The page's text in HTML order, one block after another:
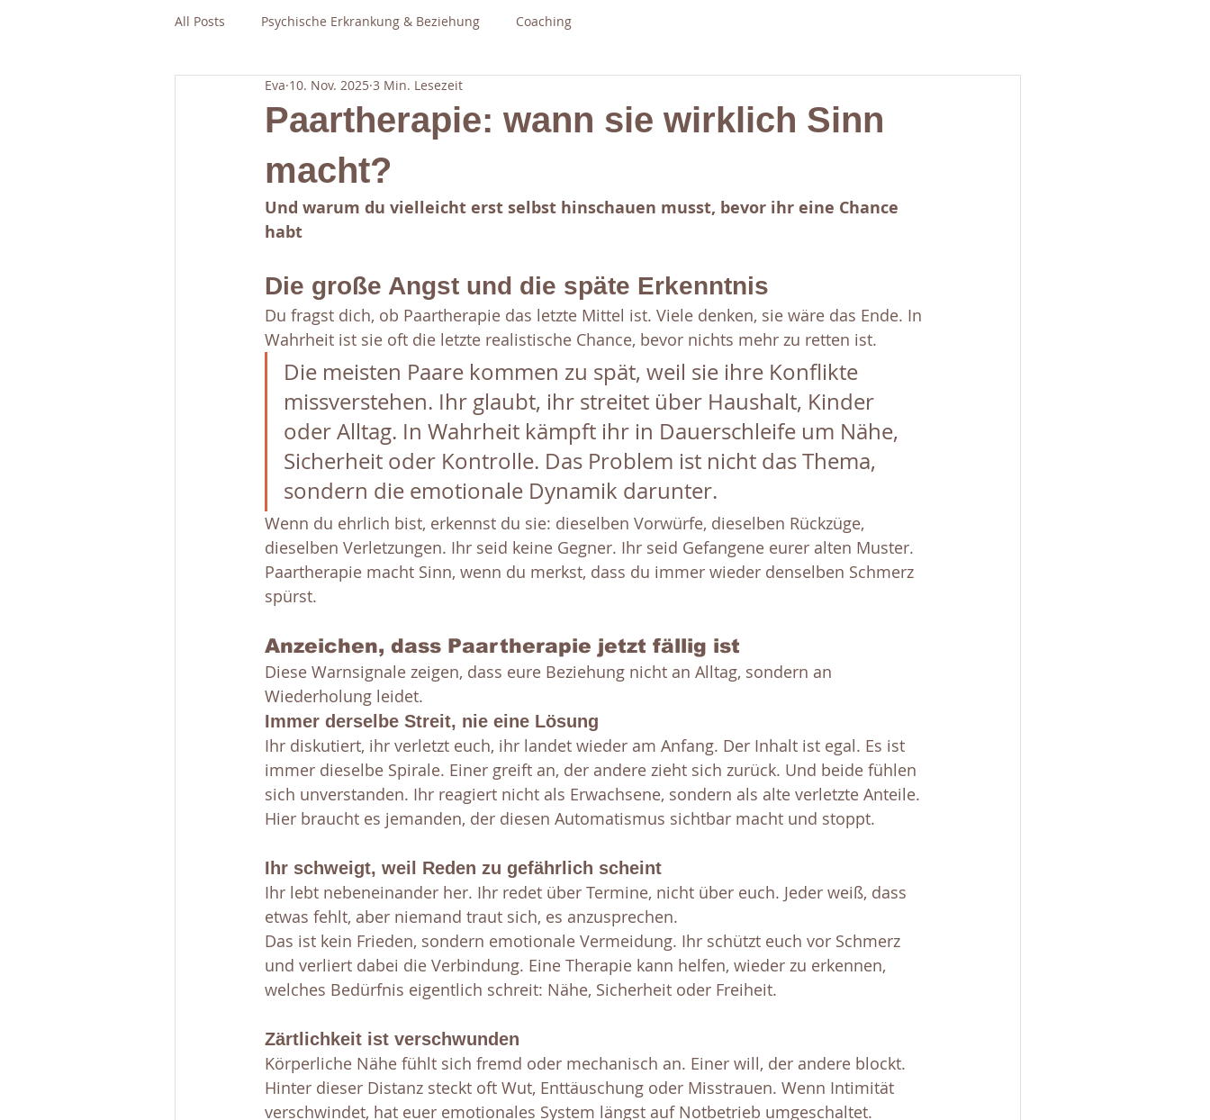
All Posts Psychische Erkrankung & Beziehung Coaching
Paartherapie: wann sie wirklich Sinn
macht?
Eva 10. Nov. 2025 3 Min. Lesezeit
Und warum du vielleicht erst selbst hinschauen musst, bevor ihr eine Chance
habt
Die große Angst und die späte Erkenntnis
Du fragst dich, ob Paartherapie das letzte Mittel ist. Viele denken, sie wäre das Ende. In
Wahrheit ist sie oft die letzte realistische Chance, bevor nichts mehr zu retten ist.
Die meisten Paare kommen zu spät, weil sie ihre Konflikte
missverstehen. Ihr glaubt, ihr streitet über Haushalt, Kinder
oder Alltag. In Wahrheit kämpft ihr in Dauerschleife um Nähe,
Sicherheit oder Kontrolle. Das Problem ist nicht das Thema,
sondern die emotionale Dynamik darunter.
Wenn du ehrlich bist, erkennst du sie: dieselben Vorwürfe, dieselben Rückzüge,
dieselben Verletzungen. Ihr seid keine Gegner. Ihr seid Gefangene eurer alten Muster.
Paartherapie macht Sinn, wenn du merkst, dass du immer wieder denselben Schmerz
spürst.
Anzeichen, dass Paartherapie jetzt fällig ist
Diese Warnsignale zeigen, dass eure Beziehung nicht an Alltag, sondern an
Wiederholung leidet.
Immer derselbe Streit, nie eine Lösung
Ihr diskutiert, ihr verletzt euch, ihr landet wieder am Anfang. Der Inhalt ist egal. Es ist
immer dieselbe Spirale. Einer greift an, der andere zieht sich zurück. Und beide fühlen
sich unverstanden. Ihr reagiert nicht als Erwachsene, sondern als alte verletzte Anteile.
Hier braucht es jemanden, der diesen Automatismus sichtbar macht und stoppt.
Ihr schweigt, weil Reden zu gefährlich scheint
Ihr lebt nebeneinander her. Ihr redet über Termine, nicht über euch. Jeder weiß, dass
etwas fehlt, aber niemand traut sich, es anzusprechen.
Das ist kein Frieden, sondern emotionale Vermeidung. Ihr schützt euch vor Schmerz
und verliert dabei die Verbindung. Eine Therapie kann helfen, wieder zu erkennen,
welches Bedürfnis eigentlich schreit: Nähe, Sicherheit oder Freiheit.
Zärtlichkeit ist verschwunden
Körperliche Nähe fühlt sich fremd oder mechanisch an. Einer will, der andere blockt.
Hinter dieser Distanz steckt oft Wut, Enttäuschung oder Misstrauen. Wenn Intimität
verschwindet, hat euer emotionales System längst auf Notbetrieb umgeschaltet.